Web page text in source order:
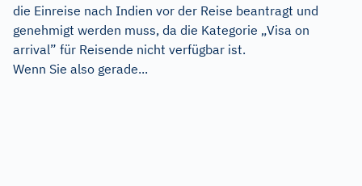
die Einreise nach Indien vor der Reise beantragt und
genehmigt werden muss, da die Kategorie „Visa on
arrival” für Reisende nicht verfügbar ist.
Wenn Sie also gerade...